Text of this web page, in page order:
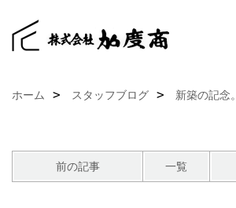
ホーム スタッフブログ 新築の記念。
前の記事 一覧